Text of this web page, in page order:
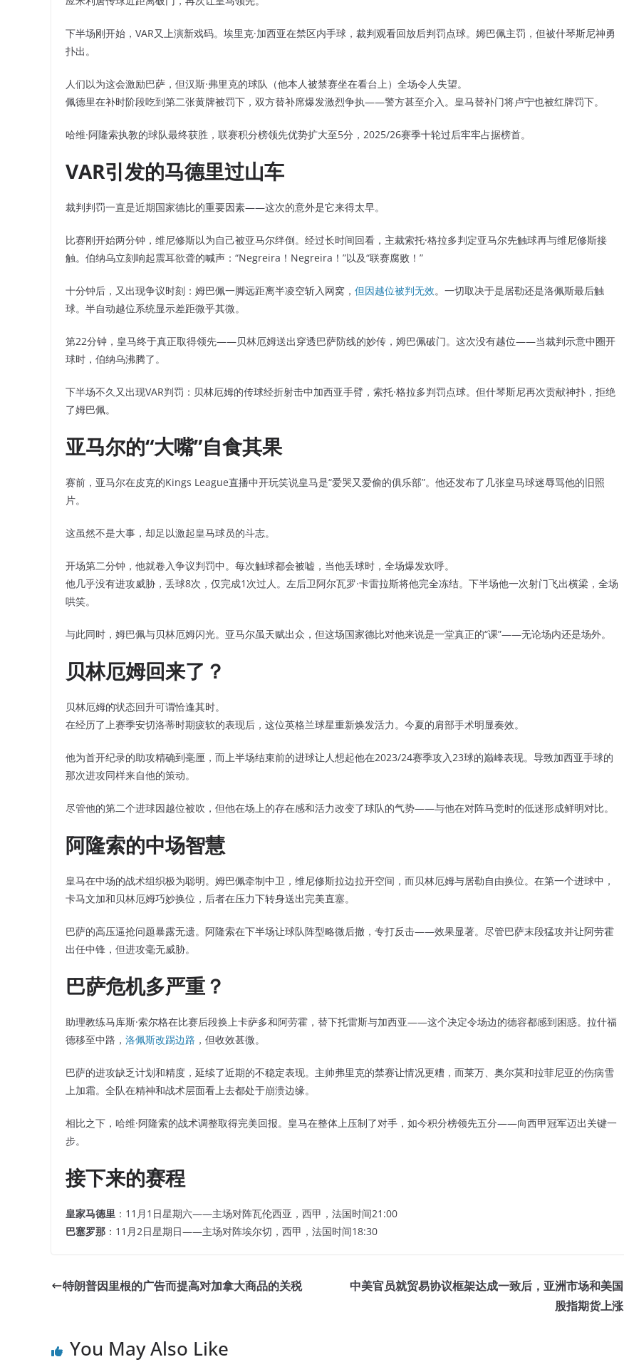
下半场刚开始，VAR又上演新戏码。埃里克·加西亚在禁区内手球，裁判观看回放后判罚点球。姆巴佩主罚，但被什琴斯尼神勇
扑出。
人们以为这会激励巴萨，但汉斯·弗里克的球队（他本人被禁赛坐在看台上）全场令人失望。
佩德里在补时阶段吃到第二张黄牌被罚下，双方替补席爆发激烈争执——警方甚至介入。皇马替补门将卢宁也被红牌罚下。
哈维·阿隆索执教的球队最终获胜，联赛积分榜领先优势扩大至5分，2025/26赛季十轮过后牢牢占据榜首。
VAR引发的马德里过山车
裁判判罚一直是近期国家德比的重要因素——这次的意外是它来得太早。
比赛刚开始两分钟，维尼修斯以为自己被亚马尔绊倒。经过长时间回看，主裁索托·格拉多判定亚马尔先触球再与维尼修斯接
触。伯纳乌立刻响起震耳欲聋的喊声：“Negreira！Negreira！”以及“联赛腐败！”
十分钟后，又出现争议时刻：姆巴佩一脚远距离半凌空斩入网窝， 但因越位被判无效。一切取决于是居勒还是洛佩斯最后触
球。半自动越位系统显示差距微乎其微。
第22分钟，皇马终于真正取得领先——贝林厄姆送出穿透巴萨防线的妙传，姆巴佩破门。这次没有越位——当裁判示意中圈开
球时，伯纳乌沸腾了。
下半场不久又出现VAR判罚：贝林厄姆的传球经折射击中加西亚手臂，索托·格拉多判罚点球。但什琴斯尼再次贡献神扑，拒绝
了姆巴佩。
亚马尔的“大嘴”自食其果
赛前，亚马尔在皮克的Kings League直播中开玩笑说皇马是“爱哭又爱偷的俱乐部”。他还发布了几张皇马球迷辱骂他的旧照
片。
这虽然不是大事，却足以激起皇马球员的斗志。
开场第二分钟，他就卷入争议判罚中。每次触球都会被嘘，当他丢球时，全场爆发欢呼。
他几乎没有进攻威胁，丢球8次，仅完成1次过人。左后卫阿尔瓦罗·卡雷拉斯将他完全冻结。下半场他一次射门飞出横梁，全场
哄笑。
与此同时，姆巴佩与贝林厄姆闪光。亚马尔虽天赋出众，但这场国家德比对他来说是一堂真正的“课”——无论场内还是场外。
贝林厄姆回来了？
贝林厄姆的状态回升可谓恰逢其时。
在经历了上赛季安切洛蒂时期疲软的表现后，这位英格兰球星重新焕发活力。今夏的肩部手术明显奏效。
他为首开纪录的助攻精确到毫厘，而上半场结束前的进球让人想起他在2023/24赛季攻入23球的巅峰表现。导致加西亚手球的
那次进攻同样来自他的策动。
尽管他的第二个进球因越位被吹，但他在场上的存在感和活力改变了球队的气势——与他在对阵马竞时的低迷形成鲜明对比。
阿隆索的中场智慧
皇马在中场的战术组织极为聪明。姆巴佩牵制中卫，维尼修斯拉边拉开空间，而贝林厄姆与居勒自由换位。在第一个进球中，
卡马文加和贝林厄姆巧妙换位，后者在压力下转身送出完美直塞。
巴萨的高压逼抢问题暴露无遗。阿隆索在下半场让球队阵型略微后撤，专打反击——效果显著。尽管巴萨末段猛攻并让阿劳霍
出任中锋，但进攻毫无威胁。
巴萨危机多严重？
助理教练马库斯·索尔格在比赛后段换上卡萨多和阿劳霍，替下托雷斯与加西亚——这个决定令场边的德容都感到困惑。拉什福
德移至中路， 洛佩斯改踢边路 ，但收效甚微。
巴萨的进攻缺乏计划和精度，延续了近期的不稳定表现。主帅弗里克的禁赛让情况更糟，而莱万、奥尔莫和拉菲尼亚的伤病雪
上加霜。全队在精神和战术层面看上去都处于崩溃边缘。
相比之下，哈维·阿隆索的战术调整取得完美回报。皇马在整体上压制了对手，如今积分榜领先五分——向西甲冠军迈出关键一
步。
接下来的赛程
皇家马德里 ：11月1日星期六——主场对阵瓦伦西亚，西甲，法国时间21:00
巴塞罗那 ：11月2日星期日——主场对阵埃尔切，西甲，法国时间18:30
特朗普因里根的广告而提高对加拿大商品的关税
中美官员就贸易协议框架达成一致后，亚洲市场和美国
股指期货上涨
You May Also Like